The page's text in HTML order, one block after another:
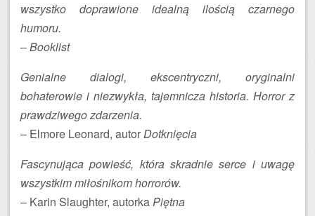
wszystko doprawione idealną ilością czarnego
humoru.
–Booklist
Genialne dialogi, ekscentryczni, oryginalni
bohaterowie i niezwykła, tajemnicza historia. Horror z
prawdziwego zdarzenia.
– Elmore Leonard, autorDotknięcia
Fascynująca powieść, która skradnie serce i uwagę
wszystkim miłośnikom horrorów.
– Karin Slaughter, autorkaPiętna